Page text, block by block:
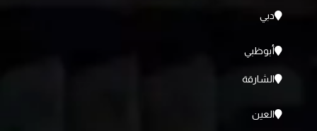
دبي
أبوظبي
الشارقة
العين